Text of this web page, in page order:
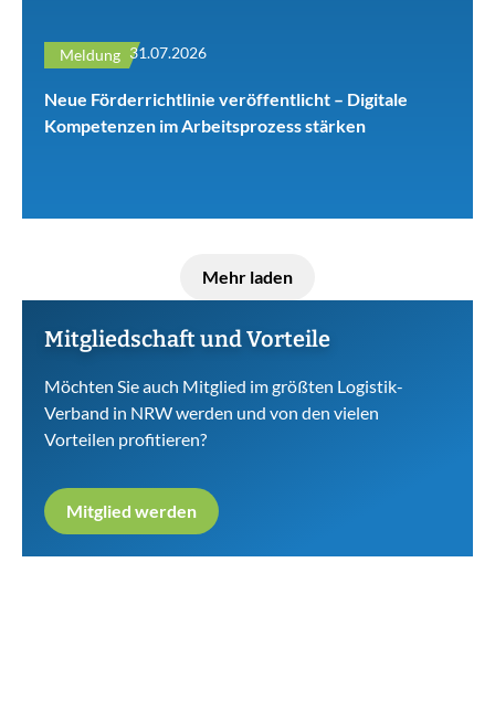
Meldung 31.07.2026
Neue Förderrichtlinie veröffentlicht – Digitale
Kompetenzen im Arbeitsprozess stärken
Mehr laden
Mitgliedschaft und Vorteile
Möchten Sie auch Mitglied im größten Logistik-
Verband in NRW werden und von den vielen
Vorteilen profitieren?
Mitglied werden